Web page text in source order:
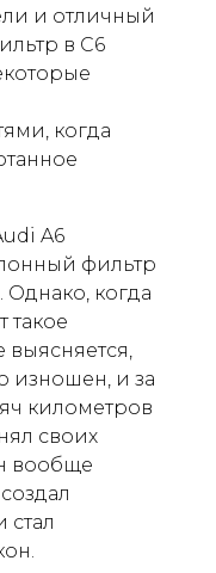
и отличный
в C6
когда
A6
фильтр
Однако, когда
такое
изношен, и за
километров
своих
вообще